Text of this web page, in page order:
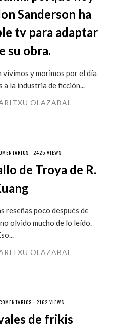
Sanderson ha
tv para adaptar
su obra.
vivimos y morimos por el día
a la industria de ficción...
OLAZABAL
· 2425 VIEWS
de Troya de R.
reseñas poco después de
olvido mucho de lo leído.
OLAZABAL
· 2162 VIEWS
de frikis